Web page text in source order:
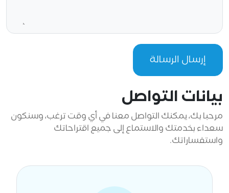
إرسال الرسالة
بيانات التواصل
مرحبا بك، يمكنك التواصل معنا في أي وقت ترغب، وسنكون
سعداء بخدمتك والاستماع إلى جميع اقتراحاتك
واستفساراتك.